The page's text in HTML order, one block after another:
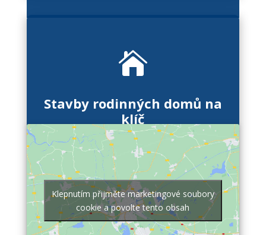

Stavby rodinných domů na
klíč
Realizujeme dle vybraného projektu,
se zárukou a s komplexním kvalitním
servisem tak, aby se klient nemusel
vůbec o nic starat a pouze se včas
nastěhoval.
Klepnutím přijměte marketingové soubory
cookie a povolte tento obsah